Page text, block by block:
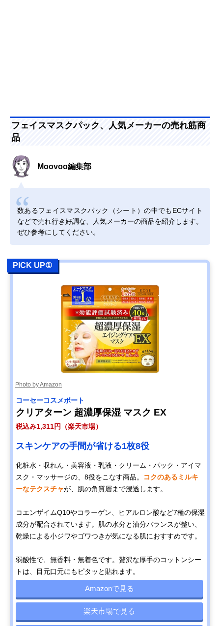
フェイスマスクパック、人気メーカーの売れ筋商
品
Moovoo編集部
数あるフェイスマスクパック（シート）の中でもECサイト
などで売れ行き好調な、人気メーカーの商品を紹介します。
ぜひ参考にしてください。
PICK UP①
Photo by Amazon
コーセーコスメポート
クリアターン 超濃厚保湿 マスク EX
税込み1,311円（楽天市場）
スキンケアの手間が省ける1枚8役
化粧水・収れん・美容液・乳液・クリーム・パック・アイマ
スク・マッサージの、8役をこなす商品。
コクのあるミルキ
ーなテクスチャが、肌の角質層まで浸透します。
コエンザイムQ10やコラーゲン、ヒアルロン酸など7種の保湿
成分が配合されています。肌の水分と油分バランスが整い、
乾燥による小ジワやゴワつきが気になる肌におすすめです。
弱酸性で、無香料・無着色です。贅沢な厚手のコットンシー
トは、目元口元にもピタッと貼れます。
Amazonで見る
楽天市場で見る